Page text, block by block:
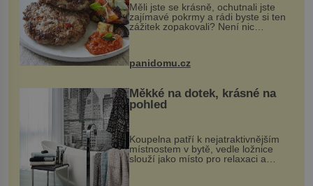
Měli jste se krásně, ochutnali jste
zajímavé pokrmy a rádi byste si ten
zážitek zopakovali? Není nic
snazšího. Pljeskavica (10 porcí)
Možná jste ji ochutnali na dovolené v
panidomu.cz
Měkké na dotek, krásné na
pohled
Koupelna patří k nejatraktivnějším
místnostem v bytě, vedle ložnice
slouží jako místo pro relaxaci a
odpočinek. Koupelnový textil –
ručníky, osušky a koberečky –